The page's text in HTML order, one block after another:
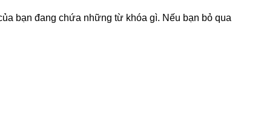
bạn đang chứa những từ khóa gì. Nếu bạn bỏ qua